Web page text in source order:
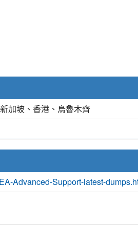
加坡、香港、烏魯木齊
Advanced-Support-latest-